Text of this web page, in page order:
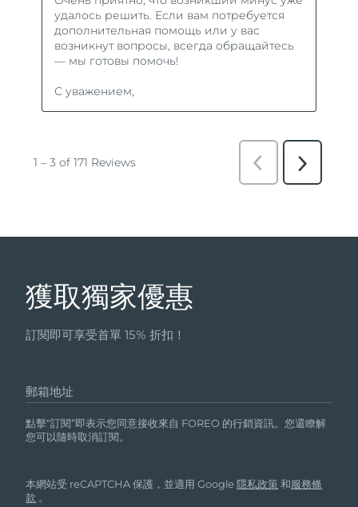
獲取獨家優惠
訂閱即可享受首單 15% 折扣！
郵箱地址
點擊“訂閱”即表示您同意接收來自 FOREO 的行銷資訊。您還瞭解
您可以隨時取消訂閱。
本網站受 reCAPTCHA 保護，並適用 Google隱私政策 和服務條
款 。